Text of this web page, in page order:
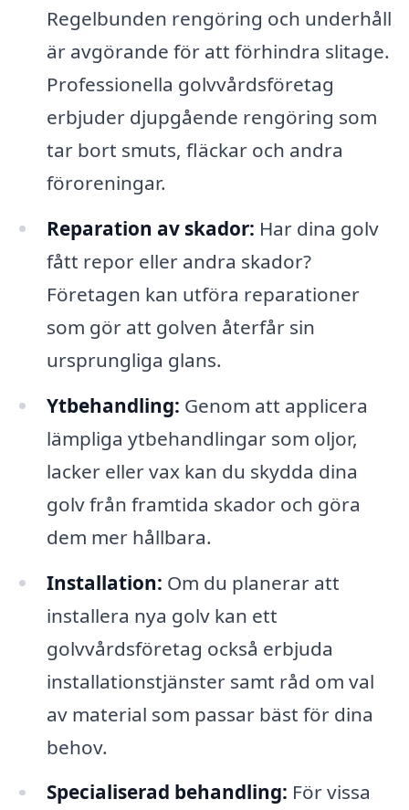
Regelbunden rengöring och underhåll
är avgörande för att förhindra slitage.
Professionella golvvårdsföretag
erbjuder djupgående rengöring som
tar bort smuts, fläckar och andra
föroreningar.
Reparation av skador: Har dina golv
fått repor eller andra skador?
Företagen kan utföra reparationer
som gör att golven återfår sin
ursprungliga glans.
Ytbehandling: Genom att applicera
lämpliga ytbehandlingar som oljor,
lacker eller vax kan du skydda dina
golv från framtida skador och göra
dem mer hållbara.
Installation: Om du planerar att
installera nya golv kan ett
golvvårdsföretag också erbjuda
installationstjänster samt råd om val
av material som passar bäst för dina
behov.
Specialiserad behandling: För vissa